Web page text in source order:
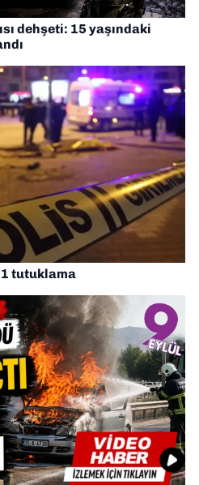
dehşeti: 15 yaşındaki
tutuklama